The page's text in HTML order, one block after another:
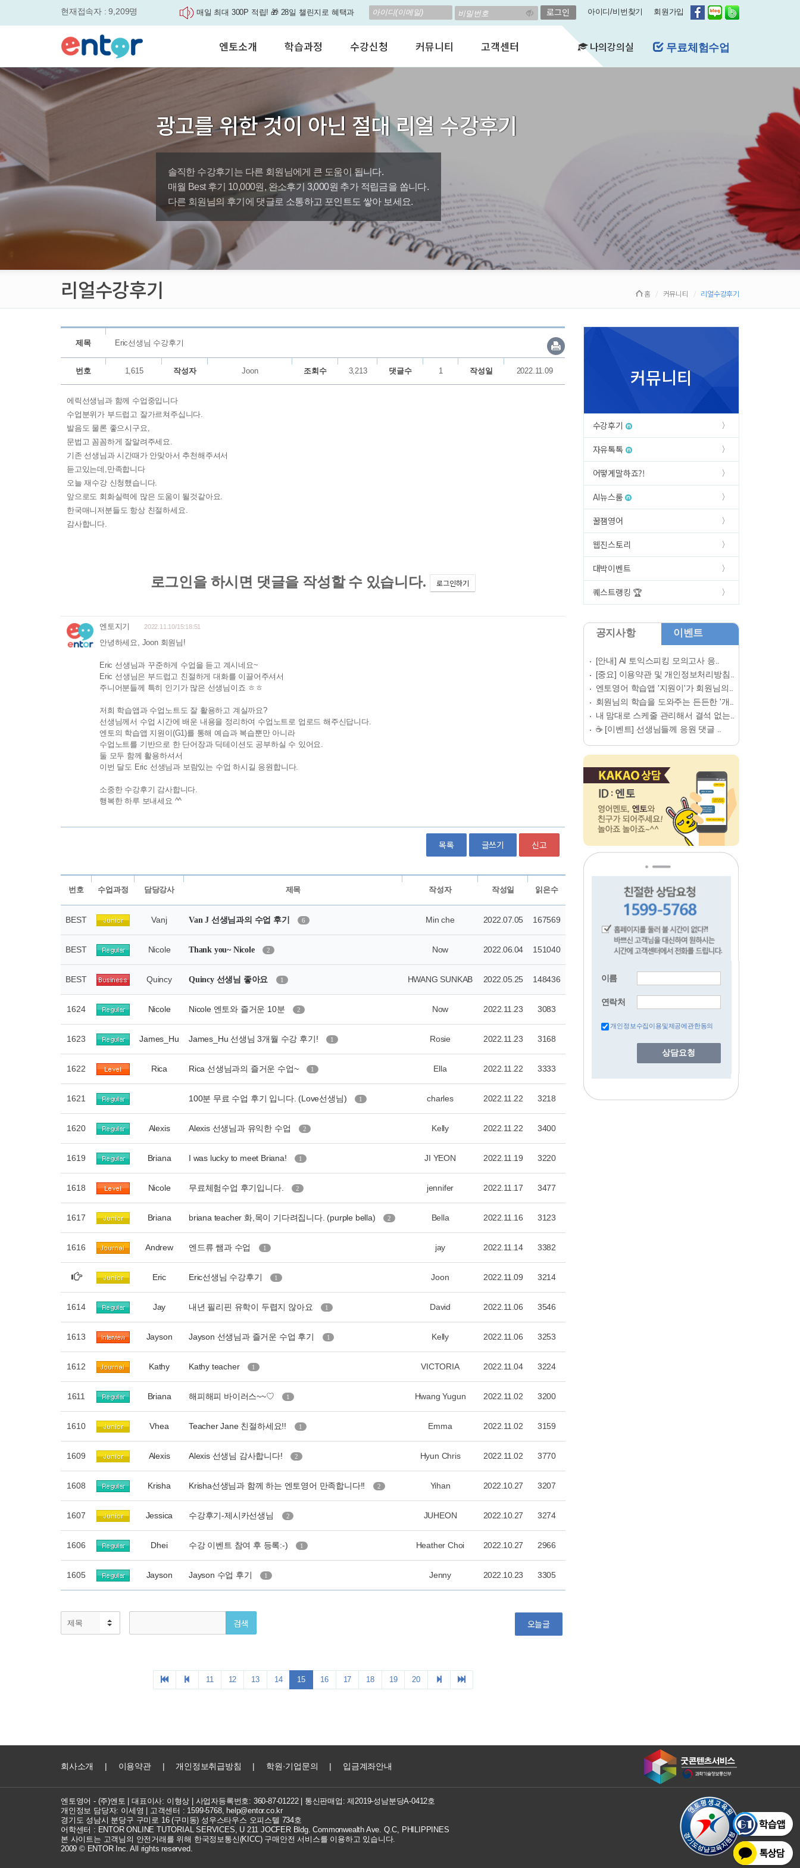
현재접속자 : 9,209명
매일 최대 300P 적립! 🎁 28일 챌린지로 혜택과
실력을 동시에 잡으세요
영자신문이 개인 맞춤형 뉴스로 놀랍게 개편 되
엔토영어 학습앱 '지원이'가 회원님의 개인비서
로 다시 태어났습니다.
🎉 세상에 단 하나뿐인 나의 첫 영문 저서 무료,
'Story Me' 오픈이벤트
아이디/비번찾기 회원가입
학습도우미 G1
서비스안내
회사소개
성인영어회화
비즈니스영어
인터뷰영어
수업교재안내
수강료안내
자율수강신청
AI 수강신청
그룹수업신청
AI뉴스룸
멤버쉽 안내
영어첨삭
쿠폰관리
결제내역
엔토소개 학습과정 수강신청 커뮤니티 고객센터 나의강의실 무료체험수업
광고를 위한 것이 아닌 절대 리얼 수강후기
솔직한 수강후기는 다른 회원님에게 큰 도움이 됩니다.
매월 Best 후기 10,000원, 완소후기 3,000원 추가 적립금을 쏩니다.
다른 회원님의 후기에 댓글로 소통하고 포인트도 쌓아 보세요.
리얼수강후기 홈 커뮤니티 리얼수강후기
제목 Eric선생님 수강후기
번호 1,615 작성자 Joon 조회수 3,213 댓글수 1 작성일 2022.11.09
에릭선생님과 함께 수업중입니다
수업분위가 부드럽고 잘가르쳐주십니다.
발음도 물론 좋으시구요,
문법고 꼼꼼하게 잘알려주세요.
기존 선생님과 시간때가 안맞아서 추천해주셔서
듣고있는데,만족합니다
오늘 재수강 신청했습니다.
앞으로도 회화실력에 많은 도움이 될것같아요.
한국매니저분들도 항상 친절하세요.
감사합니다.
목록 글쓰기 신고
커뮤니티
수강후기
자유톡톡
어떻게말하죠?!
AI뉴스룸
꿀잼영어
웹진스토리
대박이벤트
퀘스트랭킹 🏆
공지사항 이벤트
[안내] AI 토익스피킹 모의고사 응..
[중요] 이용약관 및 개인정보처리방침..
엔토영어 학습앱 '지원이'가 회원님의..
회원님의 학습을 도와주는 든든한 '개..
내 맘대로 스케줄 관리해서 결석 없는..
☕ [이벤트] 선생님들께 응원 댓글 ..
이름
연락처
개인정보수집이용및제공에관한동의
상담요청
회사소개 | 이용약관 | 개인정보취급방침 | 학원·기업문의 | 입금계좌안내
엔토영어 - (주)엔토 | 대표이사: 이형상 | 사업자등록번호: 360-87-01222| 통신판매업: 제2019-성남분당A-0412호
개인정보 담당자: 이세영 | 고객센터 : 1599-5768, help@entor.co.kr
경기도 성남시 분당구 구미로 16 (구미동) 성우스타우스 오피스텔 734호
어학센터 : ENTOR ONLINE TUTORIAL SERVICES, U 211 JOCFER Bldg. Commonwealth Ave. Q.C, PHILIPPINES
본 사이트는 고객님의 안전거래를 위해 한국정보통신(KICC) 구매안전 서비스를 이용하고 있습니다.
2009 © ENTOR Inc. All rights reserved.